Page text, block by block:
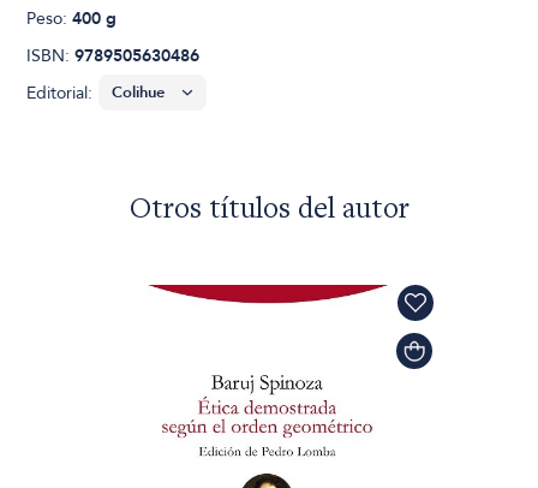
Peso:400 g
ISBN:9789505630486
Editorial:
Otros títulos del autor